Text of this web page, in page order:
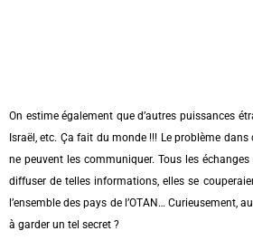
On estime également que d’autres puissances
Israël, etc. Ça fait du monde !!! Le problème
ne peuvent les communiquer. Tous les
diffuser de telles informations, elles se
l’ensemble des pays de l’OTAN… Curieusement,
à garder un tel secret ?